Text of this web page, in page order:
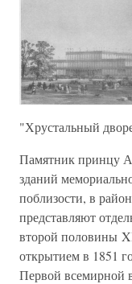
"Хрустальный
Памятник принцу
зданий
поблизости, в
представляют
второй половины
открытием в 1851
Первой всемирной